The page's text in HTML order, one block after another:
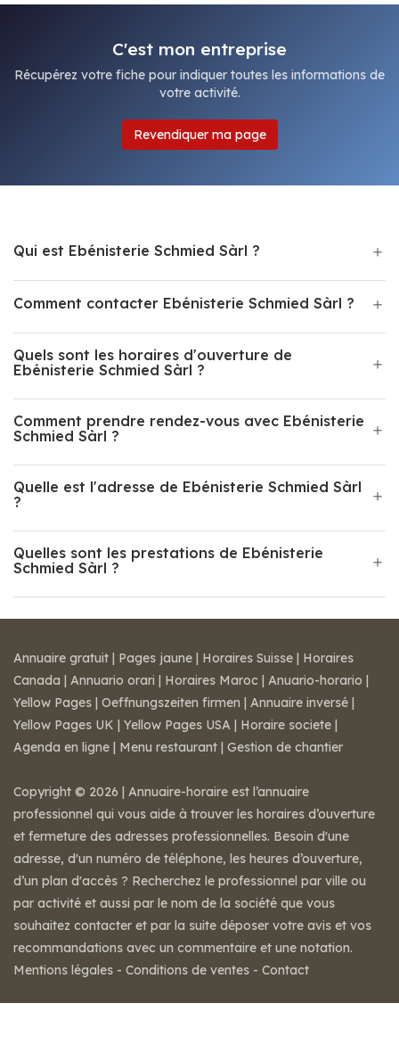
C'est mon entreprise
Récupérez votre fiche pour indiquer toutes les informations de
votre activité.
Revendiquer ma page
Qui est Ebénisterie Schmied Sàrl ?
Comment contacter Ebénisterie Schmied Sàrl ?
Quels sont les horaires d'ouverture de
Ebénisterie Schmied Sàrl ?
Comment prendre rendez-vous avec Ebénisterie
Schmied Sàrl ?
Quelle est l'adresse de Ebénisterie Schmied Sàrl
?
Quelles sont les prestations de Ebénisterie
Schmied Sàrl ?
Annuaire gratuit | Pages jaune | Horaires Suisse | Horaires
Canada | Annuario orari | Horaires Maroc | Anuario-horario |
Yellow Pages | Oeffnungszeiten firmen | Annuaire inversé |
Yellow Pages UK | Yellow Pages USA | Horaire societe |
Agenda en ligne | Menu restaurant | Gestion de chantier
Copyright © 2026 | Annuaire-horaire est l’annuaire
professionnel qui vous aide à trouver les horaires d’ouverture
et fermeture des adresses professionnelles. Besoin d'une
adresse, d'un numéro de téléphone, les heures d’ouverture,
d’un plan d'accès ? Recherchez le professionnel par ville ou
par activité et aussi par le nom de la société que vous
souhaitez contacter et par la suite déposer votre avis et vos
recommandations avec un commentaire et une notation.
Mentions légales - Conditions de ventes - Contact